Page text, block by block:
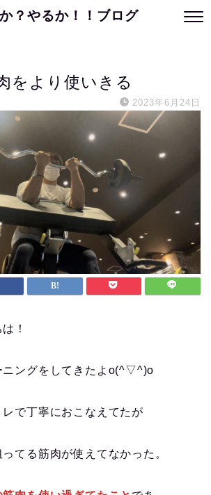
？やるか！！ブログ
をより使いきる
2023年6月24日
！
ニングをしてきたよo(^▽^)o
で丁寧におこなえてたが
てる筋肉が使えてなかった。